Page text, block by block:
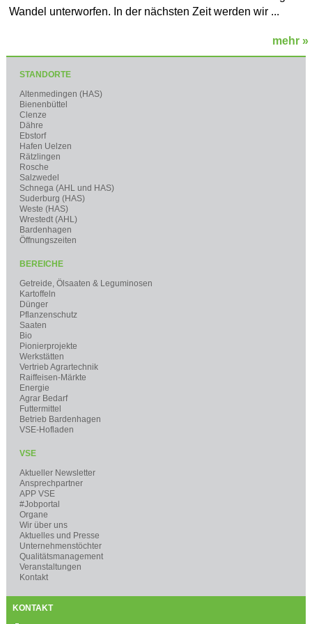
Wandel unterworfen. In der nächsten Zeit werden wir ...
mehr »
STANDORTE
Altenmedingen (HAS)
Bienenbüttel
Clenze
Dähre
Ebstorf
Hafen Uelzen
Rätzlingen
Rosche
Salzwedel
Schnega (AHL und HAS)
Suderburg (HAS)
Weste (HAS)
Wrestedt (AHL)
Bardenhagen
Öffnungszeiten
BEREICHE
Getreide, Ölsaaten & Leguminosen
Kartoffeln
Dünger
Pflanzenschutz
Saaten
Bio
Pionierprojekte
Werkstätten
Vertrieb Agrartechnik
Raiffeisen-Märkte
Energie
Agrar Bedarf
Futtermittel
Betrieb Bardenhagen
VSE-Hofladen
VSE
Aktueller Newsletter
Ansprechpartner
APP VSE
#Jobportal
Organe
Wir über uns
Aktuelles und Presse
Unternehmenstöchter
Qualitätsmanagement
Veranstaltungen
Kontakt
KONTAKT